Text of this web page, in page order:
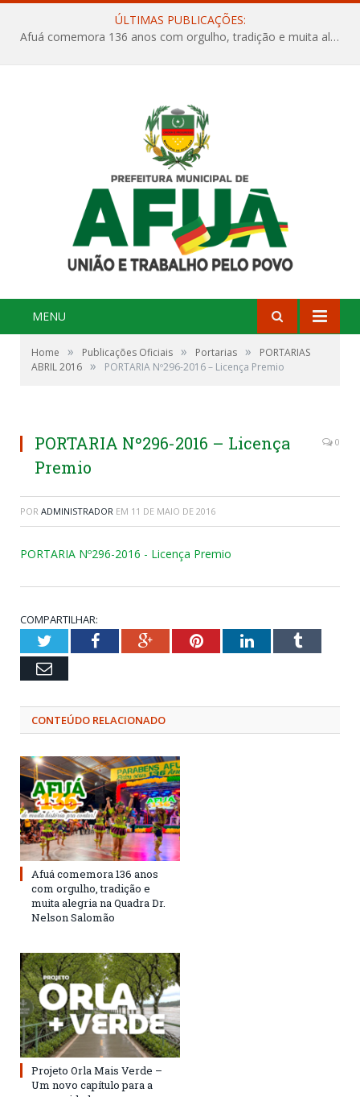
ÚLTIMAS PUBLICAÇÕES:
Afuá comemora 136 anos com orgulho, tradição e muita alegria na Quadra Dr. Nelson Salomão
MENU
Home » Publicações Oficiais » Portarias »
PORTARIAS
ABRIL 2016 » PORTARIA Nº296-2016 – Licença Premio
PORTARIA Nº296-2016 – Licença
Premio
0
POR ADMINISTRADOR EM 11 DE MAIO DE 2016
PORTARIA Nº296-2016 - Licença Premio
COMPARTILHAR:
TwitterFacebookGoogle+PinterestLinkedInTumblr
Email
CONTEÚDO RELACIONADO
Afuá comemora 136 anos
com orgulho, tradição e
muita alegria na Quadra Dr.
Nelson Salomão
Projeto Orla Mais Verde –
Um novo capítulo para a